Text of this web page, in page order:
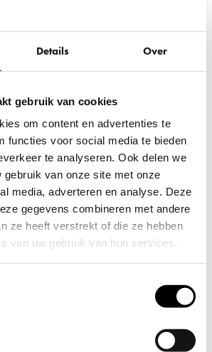
Details Over
gebruik van cookies
om content en advertenties te
functies voor social media te bieden
te analyseren. Ook delen we
gebruik van onze site met onze
media, adverteren en analyse. Deze
gegevens combineren met andere
ze heeft verstrekt of die ze hebben
van uw gebruik van hun services.
te klikken, ga je akkoord met het
. Je kunt je toestemming op elk
intrekken door middel van de